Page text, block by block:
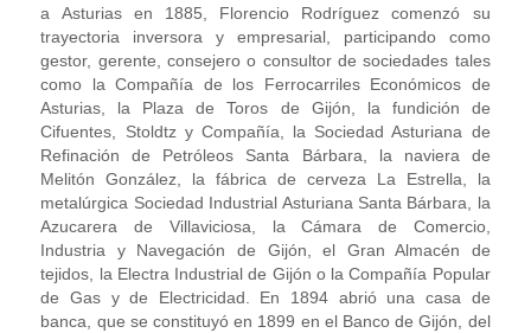
a Asturias en 1885, Florencio Rodríguez comenzó su
trayectoria inversora y empresarial, participando como
gestor, gerente, consejero o consultor de sociedades tales
como la Compañía de los Ferrocarriles Económicos de
Asturias, la Plaza de Toros de Gijón, la fundición de
Cifuentes, Stoldtz y Compañía, la Sociedad Asturiana de
Refinación de Petróleos Santa Bárbara, la naviera de
Melitón González, la fábrica de cerveza La Estrella, la
metalúrgica Sociedad Industrial Asturiana Santa Bárbara, la
Azucarera de Villaviciosa, la Cámara de Comercio,
Industria y Navegación de Gijón, el Gran Almacén de
tejidos, la Electra Industrial de Gijón o la Compañía Popular
de Gas y de Electricidad. En 1894 abrió una casa de
banca, que se constituyó en 1899 en el Banco de Gijón, del